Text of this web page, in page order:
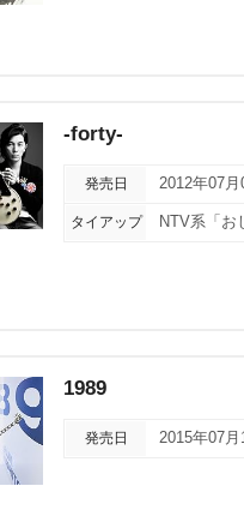
-forty-
発売日 2012年07月
タイアップ NTV系「お
1989
発売日 2015年07月